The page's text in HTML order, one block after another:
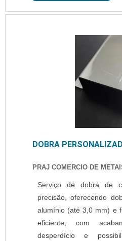
DOBRA
PRAJ COMERCIO DE
Serviço de dobra de
precisão, oferecendo
alumínio (até 3,0 mm) e
eficiente, com
desperdício e